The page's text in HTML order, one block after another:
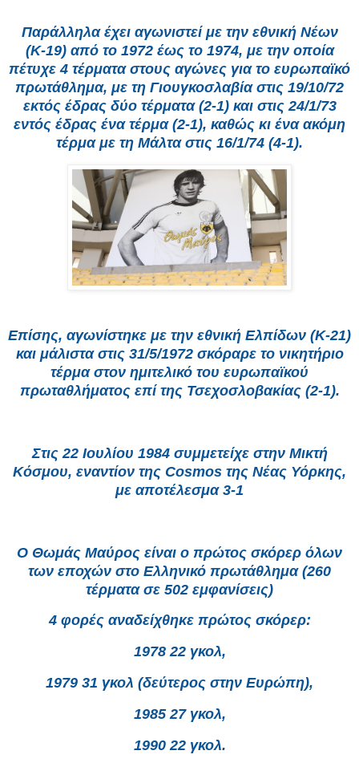
Παράλληλα έχει αγωνιστεί με την εθνική Νέων
(Κ-19) από το 1972 έως το 1974, με την οποία
πέτυχε 4 τέρματα στους αγώνες για το ευρωπαϊκό
πρωτάθλημα, με τη Γιουγκοσλαβία στις 19/10/72
εκτός έδρας δύο τέρματα (2-1) και στις 24/1/73
εντός έδρας ένα τέρμα (2-1), καθώς κι ένα ακόμη
τέρμα με τη Μάλτα στις 16/1/74 (4-1).
Επίσης, αγωνίστηκε με την εθνική Ελπίδων (Κ-21)
και μάλιστα στις 31/5/1972 σκόραρε το νικητήριο
τέρμα στον ημιτελικό του ευρωπαϊκού
πρωταθλήματος επί της Τσεχοσλοβακίας (2-1).
Στις 22 Ιουλίου 1984 συμμετείχε στην Μικτή
Κόσμου, εναντίον της Cosmos της Νέας Υόρκης,
με αποτέλεσμα 3-1
Ο Θωμάς Μαύρος είναι ο πρώτος σκόρερ όλων
των εποχών στο Ελληνικό πρωτάθλημα (260
τέρματα σε 502 εμφανίσεις)
4 φορές αναδείχθηκε πρώτος σκόρερ:
1978 22 γκολ,
1979 31 γκολ (δεύτερος στην Ευρώπη),
1985 27 γκολ,
1990 22 γκολ.